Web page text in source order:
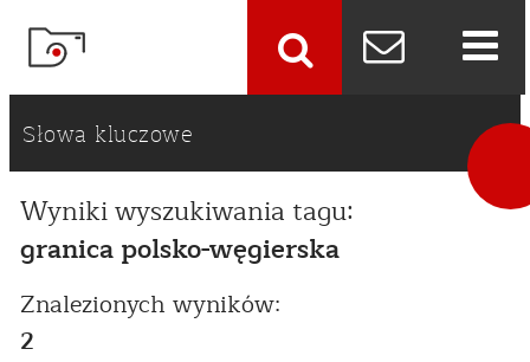
Słowa kluczowe
Wyniki wyszukiwania tagu:
granica polsko-węgierska
Znalezionych wyników:
2